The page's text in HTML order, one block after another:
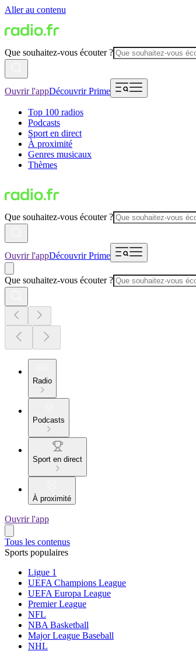
Aller au contenu
Que souhaitez-vous écouter ?
Ouvrir l'appDécouvrir Prime
Top 100 radios
Podcasts
Sport en direct
À proximité
Genres musicaux
Thèmes
Que souhaitez-vous écouter ?
Ouvrir l'appDécouvrir Prime
Que souhaitez-vous écouter ?
Radio
Podcasts
Sport en direct
À proximité
Ouvrir l'app
Tous les contenus
Sports populaires
Ligue 1
UEFA Champions League
UEFA Europa League
Premier League
NFL
NBA Basketball
Major League Baseball
NHL